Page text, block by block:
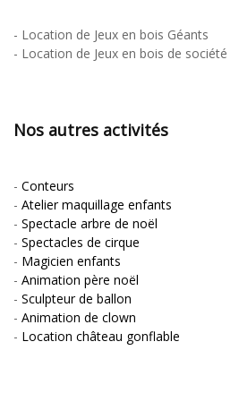
- Location de Jeux en bois Géants
- Location de Jeux en bois de société
Nos autres activités
- Conteurs
- Atelier maquillage enfants
- Spectacle arbre de noël
- Spectacles de cirque
- Magicien enfants
- Animation père noël
- Sculpteur de ballon
- Animation de clown
- Location château gonflable